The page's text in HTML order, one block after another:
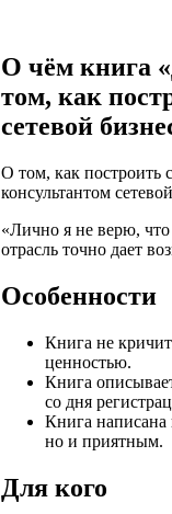
О чём книга
том, как
сетевой
О том, как построить
консультантом
«Лично я не верю, что
отрасль точно дает
Особенности
Книга не
ценностью.
Книга
со дня
Книга написана
но и приятным.
Для кого